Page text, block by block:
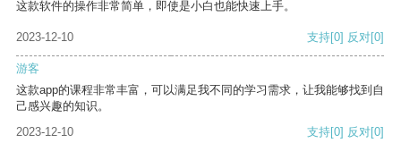
这款软件的操作非常简单，即使是小白也能快速上手。
2023-12-10 支持[0] 反对[0]
游客
这款app的课程非常丰富，可以满足我不同的学习需求，让我能够找到自
己感兴趣的知识。
2023-12-10
支持[0] 反对[0]